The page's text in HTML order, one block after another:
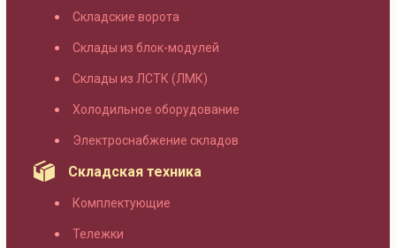
Складские ворота
Склады из блок-модулей
Склады из ЛСТК (ЛМК)
Холодильное оборудование
Электроснабжение складов
Складская техника
Комплектующие
Тележки